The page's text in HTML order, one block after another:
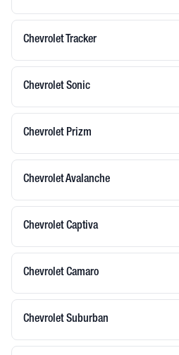
Chevrolet Tracker
Chevrolet Sonic
Chevrolet Prizm
Chevrolet Avalanche
Chevrolet Captiva
Chevrolet Camaro
Chevrolet Suburban